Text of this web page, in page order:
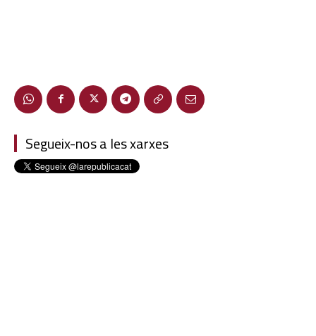
Segueix-nos a les xarxes